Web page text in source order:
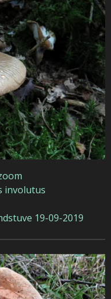
involutus
19-09-2019